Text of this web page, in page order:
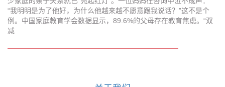
少家庭的亲子关系就已“亮起红灯”。一位妈妈在咨询中泣不成声：
“我明明是为了他好，为什么他越来越不愿意跟我说话？”这不是个
例。中国家庭教育学会数据显示，89.6%的父母存在教育焦虑。“双
减